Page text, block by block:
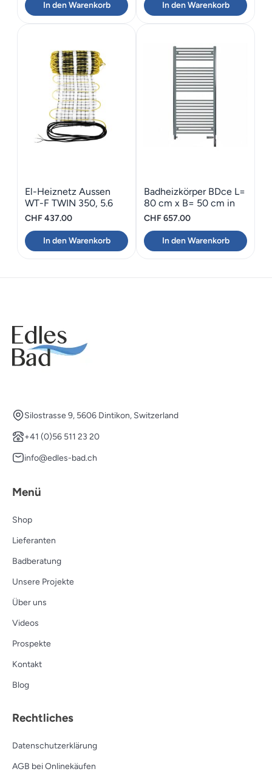
In den Warenkorb In den Warenkorb
El-Heiznetz Aussen
WT-F TWIN 350, 5.6
m2
CHF437.00
In den Warenkorb
Badheizkörper BDce L=
80 cm x B= 50 cm in
chrom
CHF657.00
In den Warenkorb
Silostrasse 9, 5606 Dintikon, Switzerland
+41 (0)56 511 23 20
info@edles-bad.ch
Menü
Shop
Lieferanten
Badberatung
Unsere Projekte
Über uns
Videos
Prospekte
Kontakt
Blog
Rechtliches
Datenschutzerklärung
AGB bei Onlinekäufen